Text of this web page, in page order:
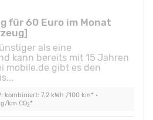
für 60 Euro im Monat
als eine
kann bereits mit 15 Jahren
mobile.de gibt es den
kombiniert: 7,2 kWh /100 km* •
km CO2*